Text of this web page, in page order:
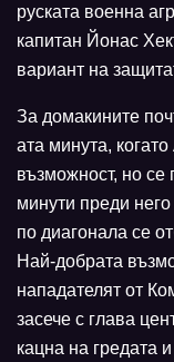
руската военна
капитан Йонас
вариант на
За домакините
ата минута,
възможност, но се
минути преди
по диагонала се
Най-добрата
нападателят от
засече с глава
кацна на гредата и